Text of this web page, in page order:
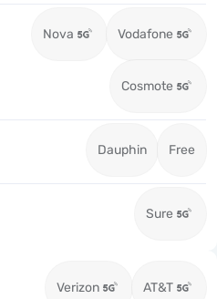
Nova Vodafone
Cosmote
Dauphin Free
Sure
Verizon AT&T